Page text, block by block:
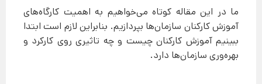
ما در این مقاله کوتاه می‌خواهیم به اهمیت کارگاه‌های
آموزش کارکنان سازمان‌ها بپردازیم. بنابراین لازم است ابتدا
ببینیم آموزش کارکنان چیست و چه تاثیری روی کارکرد و
بهره‌وری سازمان‌ها دارد.